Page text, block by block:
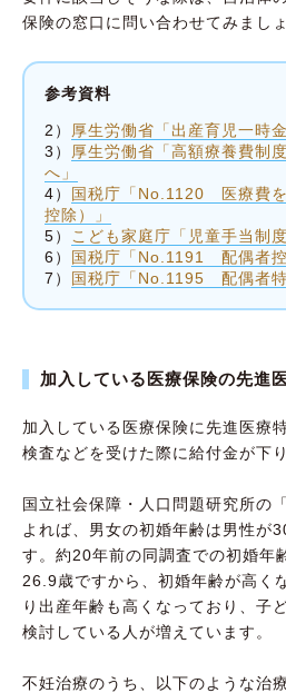
保険の窓口に問い合わせてみましょ
参考資料
2）
厚生労働省「出産育児一時
3）
厚生労働省「高額療養費制
へ」
4）
国税庁「No.1120 医療費
控除）」
5）
こども家庭庁「児童手当制
6）
国税庁「No.1191 配偶者控
7）
国税庁「No.1195 配偶者特
加入している医療保険の先進
加入している医療保険に先進医療
検査などを受けた際に給付金が下り
国立社会保障・人口問題研究所の
よれば、男女の初婚年齢は男性が
す。約20年前の同調査での初婚年
26.9歳ですから、初婚年齢が高く
り出産年齢も高くなっており、子
検討している人が増えています。
不妊治療のうち、以下のような治